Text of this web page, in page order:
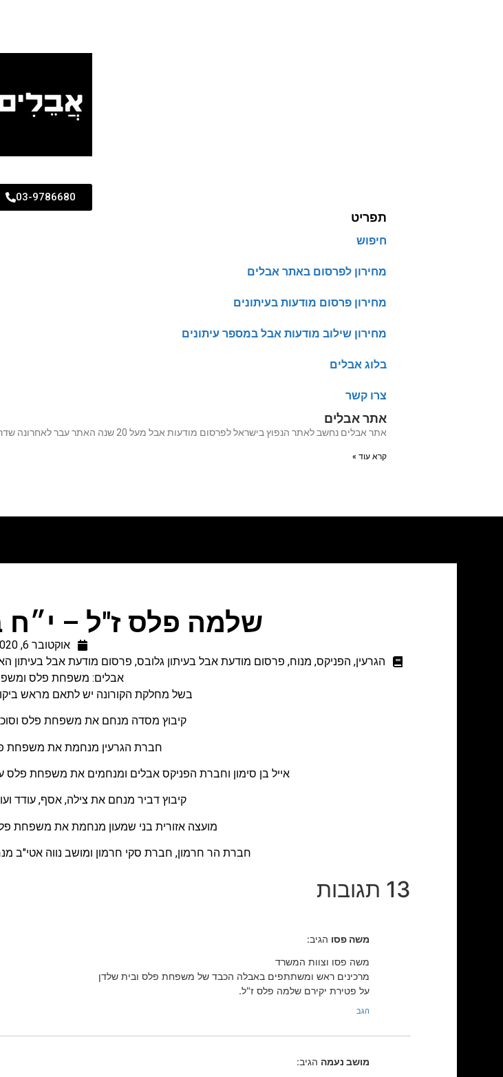
03-9786680
תפריט
חיפוש
מחירון לפרסום באתר אבלים
מחירון פרסום מודעות בעיתונים
מחירון שילוב מודעות אבל במספר עיתונים
בלוג אבלים
צרו קשר
אתר אבלים
אתר אבלים נחשב לאתר הנפוץ בישראל לפרסום מודעות אבל מעל 20 שנה האתר עבר לאחרונה שדרוג מערכות על מנת שכל
קרא עוד »
שלמה פלס ז"ל –
אוקטובר 6, 2020
הגרעין, הפניקס, מנוח, פרסום מודעת אבל בעיתון גלובס, פרסום מודעת אבל בעיתון
אבלים: משפחת פלס
בשל מחלקת הקורונה יש לתאם מראש
קיבוץ מסדה מנחם את משפחת פלס
חברת הגרעין מנחמת את משפחת
אייל בן סימון וחברת הפניקס אבלים ומנחמים את משפחת פלס
קיבוץ דביר מנחם את צילה, אסף, עודד
מועצה אזורית בני שמעון מנחמת את משפחת
חברת הר חרמון, חברת סקי חרמון ומושב נווה אטי"ב
13 תגובות
משה פסו הגיב:
משה פסו וצוות המשרד
מרכינים ראש ומשתתפים באבלה הכבד של משפחת פלס ובית שלדן
על פטירת יקירם שלמה פלס ז"ל.
הגב
מושב נעמה הגיב: